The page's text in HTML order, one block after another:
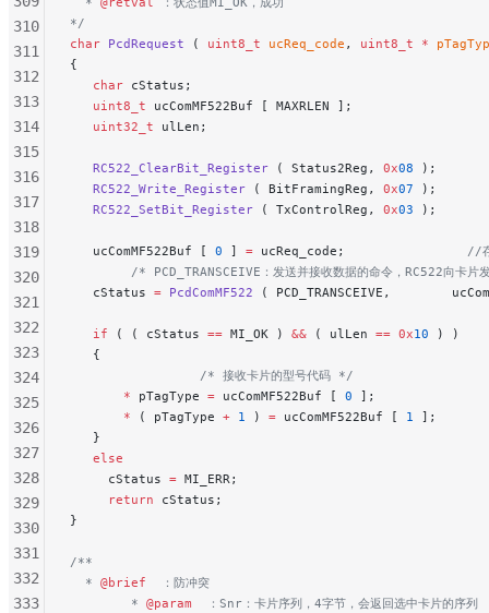
*/
char PcdRequest ( uint8_t ucReq_code , uint8_t *
{
   char
cStatus;
   uint8_t
ucComMF522Buf [ MAXRLEN ];
   uint32_t
ulLen;
   RC522_ClearBit_Register
( Status2Reg, 0x08 );
   RC522_Write_Register
( BitFramingReg, 0x07 );
   RC522_SetBit_Register
( TxControlReg, 0x03 );
   ucComMF522Buf [
0 ] = ucReq_code;
//存
/* PCD_TRANSCEIVE：发送并接收数据的命令，RC522向卡片
   cStatus
= PcdComMF522 ( PCD_TRANSCEIVE,
   if
( ( cStatus == MI_OK ) && ( ulLen == 0x10 ) )
   {
                 /* 接收卡片的型号代码 */
       *
pTagType = ucComMF522Buf [ 0 ];
       *
( pTagType + 1 ) = ucComMF522Buf [ 1 ];
   }
   else
     cStatus
= MI_ERR;
     return
cStatus;
}
/**
  *
@brief
  ：防冲突
        *
@param
  ：Snr：卡片序列，4字节，会返回选中卡片的序列
310
311
312
313
314
315
316
317
318
319
320
321
322
323
324
325
326
327
328
329
330
331
332
333